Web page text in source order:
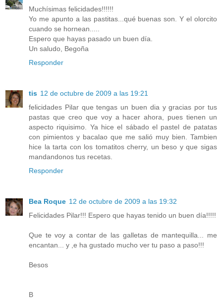
Muchísimas felicidades!!!!!!
Yo me apunto a las pastitas...qué buenas son. Y el olorcito
cuando se hornean.....
Espero que hayas pasado un buen día.
Un saludo, Begoña
Responder
tis 12 de octubre de 2009 a las 19:21
felicidades Pilar que tengas un buen dia y gracias por tus
pastas que creo que voy a hacer ahora, pues tienen un
aspecto riquisimo. Ya hice el sábado el pastel de patatas
con pimientos y bacalao que me salió muy bien. Tambien
hice la tarta con los tomatitos cherry, un beso y que sigas
mandandonos tus recetas.
Responder
Bea Roque 12 de octubre de 2009 a las 19:32
Felicidades Pilar!!! Espero que hayas tenido un buen día!!!!!
Que te voy a contar de las galletas de mantequilla... me
encantan... y ,e ha gustado mucho ver tu paso a paso!!!
Besos
B